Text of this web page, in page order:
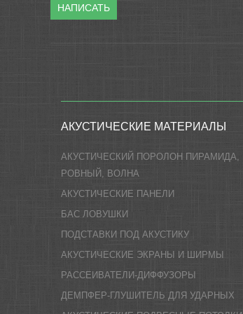
НАПИСАТЬ
АКУСТИЧЕСКИЕ МАТЕРИАЛЫ
АКУСТИЧЕСКИЙ ПОРОЛОН ПИРАМИДА,
РОВНЫЙ, ВОЛНА
АКУСТИЧЕСКИЕ ПАНЕЛИ
БАС ЛОВУШКИ
ПОДСТАВКИ ПОД АКУСТИКУ
АКУСТИЧЕСКИЕ ЭКРАНЫ И ШИРМЫ
РАССЕИВАТЕЛИ-ДИФФУЗОРЫ
ДЕМПФЕР-ГЛУШИТЕЛЬ ДЛЯ УДАРНЫХ